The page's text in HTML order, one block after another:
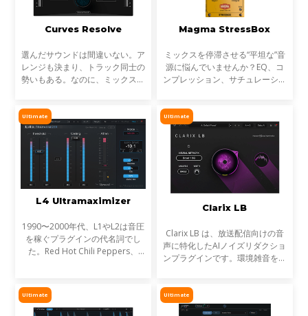
Curves Resolve
選んだサウンドは間違いない。ア
レンジも決まり、トラック同士の
勢いもある。なのに、ミックスが
らです。これが音のマスキングと
言われる現象です。
Magma StressBox
ミックスを停滞させる“平坦な”音
源に悩んでいませんか？EQ、コ
ンプレッション、サチュレーショ
のが StressBoxです。
Ultimate
L4 Ultramaximizer
1990〜2000年代、L1やL2は音圧
を稼ぐプラグインの代名詞でし
た。Red Hot Chili Peppers、
ウンドは世界を席巻しました。し
かし今、音楽は単なる音圧では
Ultimate
Clarix LB
Clarix LB は、放送配信向けの音
声に特化したAIノイズリダクショ
ンプラグインです。環境雑音をリ
イブ音声のトリートメントに最適
です。
Ultimate Ultimate